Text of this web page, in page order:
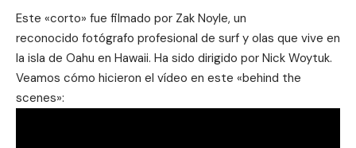
Este «corto» fue filmado por Zak Noyle, un
reconocido fotógrafo profesional de surf y olas que vive en
la isla de Oahu en Hawaii. Ha sido dirigido por Nick Woytuk.
Veamos cómo hicieron el vídeo en este «behind the
scenes»: